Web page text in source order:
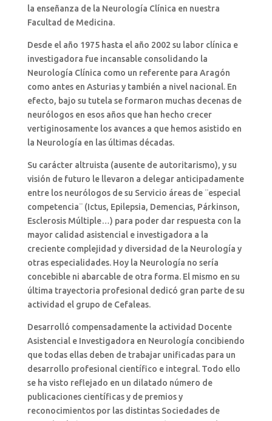
la enseñanza de la Neurología Clínica en nuestra
Facultad de Medicina.
Desde el año 1975 hasta el año 2002 su labor clínica e
investigadora fue incansable consolidando la
Neurología Clínica como un referente para Aragón
como antes en Asturias y también a nivel nacional. En
efecto, bajo su tutela se formaron muchas decenas de
neurólogos en esos años que han hecho crecer
vertiginosamente los avances a que hemos asistido en
la Neurología en las últimas décadas.
Su carácter altruista (ausente de autoritarismo), y su
visión de futuro le llevaron a delegar anticipadamente
entre los neurólogos de su Servicio áreas de ¨especial
competencia¨ (Ictus, Epilepsia, Demencias, Párkinson,
Esclerosis Múltiple…) para poder dar respuesta con la
mayor calidad asistencial e investigadora a la
creciente complejidad y diversidad de la Neurología y
otras especialidades. Hoy la Neurología no sería
concebible ni abarcable de otra forma. El mismo en su
última trayectoria profesional dedicó gran parte de su
actividad el grupo de Cefaleas.
Desarrolló compensadamente la actividad Docente
Asistencial e Investigadora en Neurología concibiendo
que todas ellas deben de trabajar unificadas para un
desarrollo profesional científico e integral. Todo ello
se ha visto reflejado en un dilatado número de
publicaciones científicas y de premios y
reconocimientos por las distintas Sociedades de